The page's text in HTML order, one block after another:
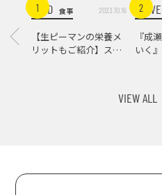
1FOOD 食事 2023.10.16
【生ピーマンの栄養メ
リットもご紹介】スパ
2
『成
いく
VIEW ALL